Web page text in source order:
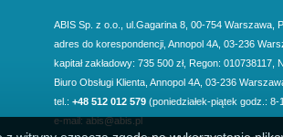
ABIS Sp. z o.o. ul.Gagarina 8 00-754 Warszawa
adres do korespondencji Annopol 4A 03-236
kapitał zakładowy: 735 500 zł, Regon: 010738117,
Biuro Obsługi Klienta, Annopol 4A, 03-236
tel.: +48 512 012 579 (poniedziałek-piątek godz.: 8-
e-mail:abis@abis.pl